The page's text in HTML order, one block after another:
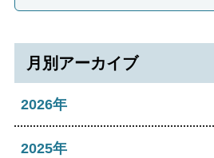
月別アーカイブ
2026年
2026年08月
2025年